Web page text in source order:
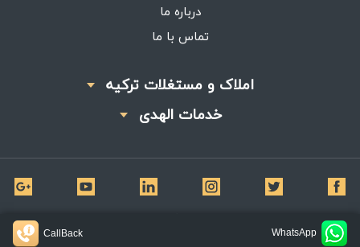
درباره ما
تماس با ما
املاک و مستغلات ترکیه
خدمات الهدی
WhatsApp
CallBack